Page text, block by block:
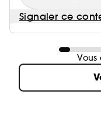
Signaler ce
Vous